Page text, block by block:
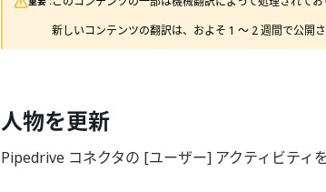
product
新しいコンテンツの翻訳は、およそ 1 ～ 2 週間で公開さ
人物を更新
Pipedrive コネクタの [ユーザー] アクティビティを